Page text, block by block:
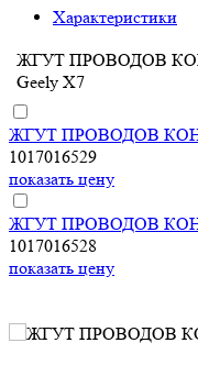
Характеристики
ЖГУТ ПРОВОДОВ
Geely X7
ЖГУТ ПРОВОДОВ
1017016529
показать цену
ЖГУТ ПРОВОДОВ
1017016528
показать цену